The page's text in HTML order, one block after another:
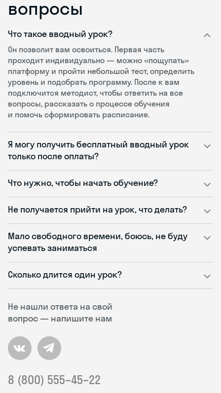
вопросы
Не нашли ответа на свой
вопрос — напишите нам
8 (800) 555–45–22
Что такое вводный урок?
Он позволит вам освоиться. Первая часть
проходит индивидуально — можно «пощупать»
платформу и пройти небольшой тест, определить
уровень и подобрать программу. После к вам
подключится методист, чтобы ответить на все
вопросы, рассказать о процессе обучения
и помочь сформировать расписание.
Я могу получить бесплатный вводный урок
только после оплаты?
Что нужно, чтобы начать обучение?
Не получается прийти на урок, что делать?
Мало свободного времени, боюсь, не буду
успевать заниматься
Сколько длится один урок?